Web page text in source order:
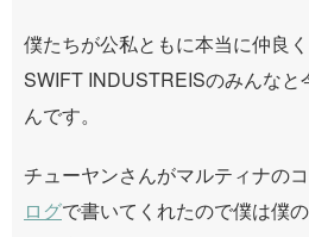
僕たちが公私ともに本当に仲良
SWIFT INDUSTREISのみんなと
んです。
チューヤンさんがマルティナの
ログで書いてくれたので僕は僕